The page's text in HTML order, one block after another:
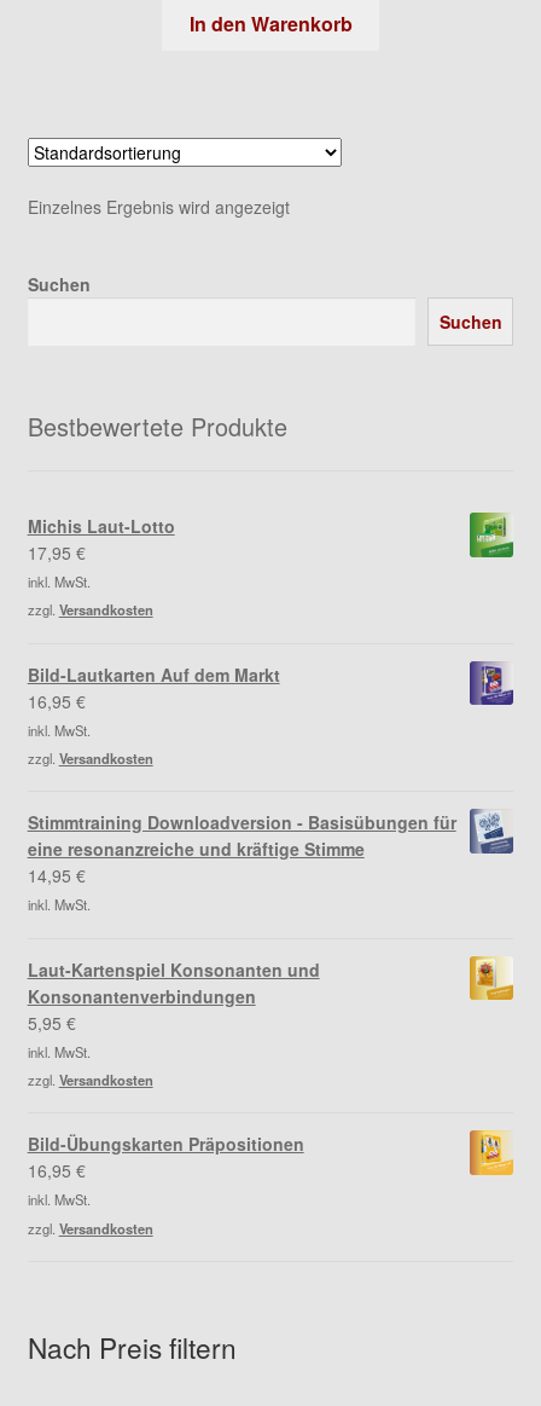
In den Warenkorb
Einzelnes Ergebnis wird angezeigt
Suchen
Suchen
Bestbewertete Produkte
Michis Laut-Lotto
17,95 €
inkl. MwSt.
zzgl. Versandkosten
Bild-Lautkarten Auf dem Markt
16,95 €
inkl. MwSt.
zzgl. Versandkosten
Stimmtraining Downloadversion - Basisübungen für
eine resonanzreiche und kräftige Stimme
14,95 €
inkl. MwSt.
Laut-Kartenspiel Konsonanten und
Konsonantenverbindungen
5,95 €
inkl. MwSt.
zzgl. Versandkosten
Bild-Übungskarten Präpositionen
16,95 €
inkl. MwSt.
zzgl. Versandkosten
Nach Preis filtern